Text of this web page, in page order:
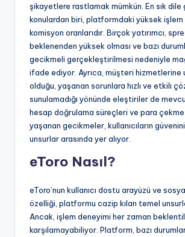
şikayetlere rastlamak mümkün. En sık dile
konulardan biri, platformdaki yüksek
komisyon oranlarıdır. Birçok yatırımcı,
beklenenden yüksek olması ve bazı
gecikmeli gerçekleştirilmesi nedeniyle
ifade ediyor. Ayrıca, müşteri hizmetlerine
olduğu, yaşanan sorunlara hızlı ve etkili
sunulamadığı yönünde eleştiriler de
hesap doğrulama süreçleri ve para
yaşanan gecikmeler, kullanıcıların
unsurlar arasında yer alıyor.
eToro Nasıl?
eToro’nun kullanıcı dostu arayüzü ve
özelliği, platformu cazip kılan temel
Ancak, işlem deneyimi her zaman
karşılamayabiliyor. Platform, bazı